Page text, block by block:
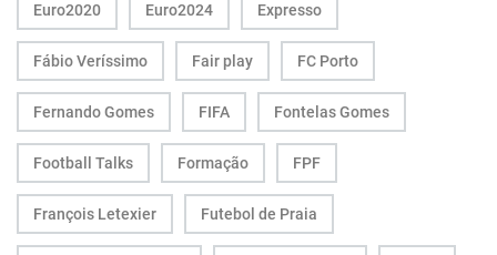
Euro2020 Euro2024 Expresso
Fábio Veríssimo Fair play FC Porto
Fernando Gomes FIFA Fontelas Gomes
Football Talks Formação FPF
François Letexier Futebol de Praia